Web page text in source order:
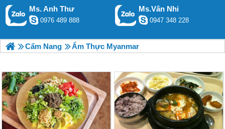
Ms. Anh Thư
0976 489 888
Ms.Vân Nhi
0947 348 228
Cẩm Nang Ẩm Thực Myanmar